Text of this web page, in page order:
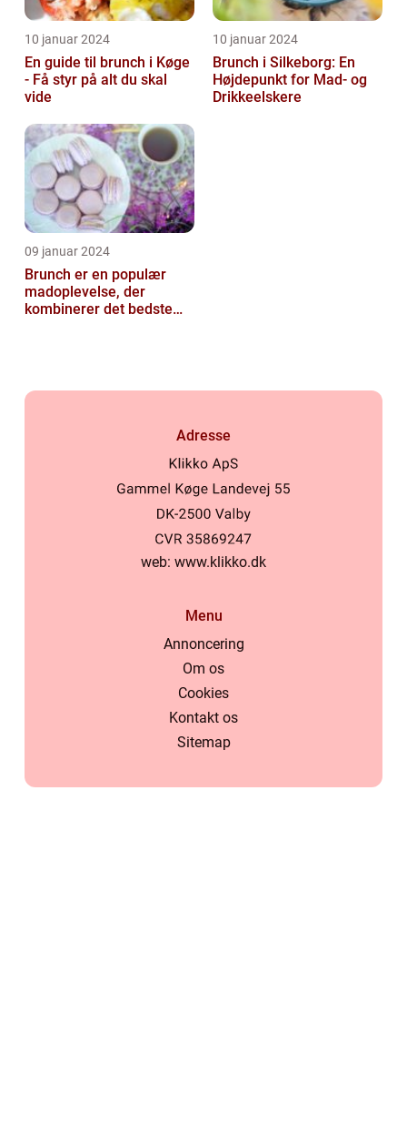
10 januar 2024
En guide til brunch i Køge
- Få styr på alt du skal
vide
10 januar 2024
Brunch i Silkeborg: En
Højdepunkt for Mad- og
Drikkeelskere
09 januar 2024
Brunch er en populær
madoplevelse, der
kombinerer det bedste
Adresse
web: www.klikko.dk
Menu
Annoncering
Om os
Cookies
Kontakt os
Sitemap